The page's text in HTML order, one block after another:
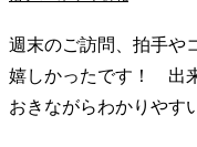
週末のご訪問、拍手や
嬉しかったです！ 出
おきながらわかりやす